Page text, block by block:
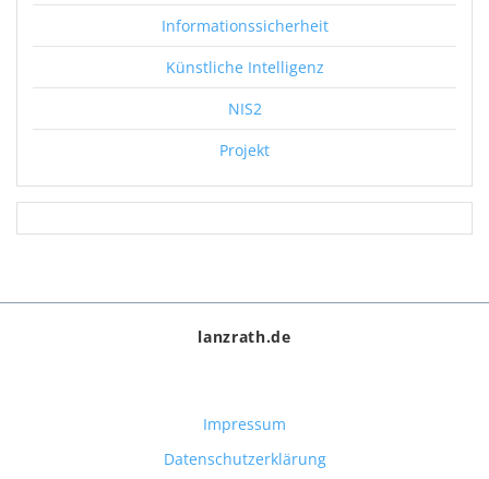
Informationssicherheit
Künstliche Intelligenz
NIS2
Projekt
lanzrath.de
Impressum
Datenschutzerklärung